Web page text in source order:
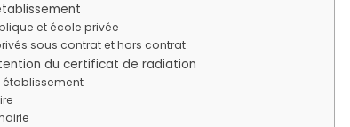
et école privée
sous contrat et hors contrat
du certificat de radiation
établissement